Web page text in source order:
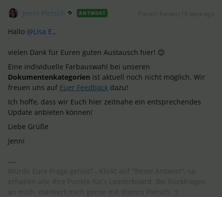
Jenni Pietsch ANTWORT
Hallo ​ @Lisa E.,
vielen Dank für Euren guten Austausch hier! 😊
Eine individuelle Farbauswahl bei unseren
Dokumentenkategorien ist aktuell noch nicht möglich. Wir
freuen uns auf Euer Feedback dazu!
Ich hoffe, dass wir Euch hier zeitnahe ein entsprechendes
Update anbieten können!
Liebe Grüße
Jenni